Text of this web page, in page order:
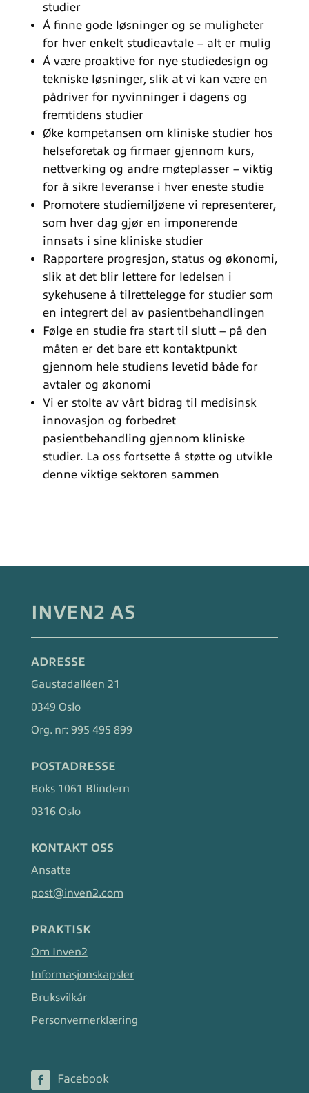
studier
Å finne gode løsninger og se muligheter
for hver enkelt studieavtale – alt er mulig
Å være proaktive for nye studiedesign og
tekniske løsninger, slik at vi kan være en
pådriver for nyvinninger i dagens og
fremtidens studier
Øke kompetansen om kliniske studier hos
helseforetak og firmaer gjennom kurs,
nettverking og andre møteplasser – viktig
for å sikre leveranse i hver eneste studie
Promotere studiemiljøene vi representerer,
som hver dag gjør en imponerende
innsats i sine kliniske studier
Rapportere progresjon, status og økonomi,
slik at det blir lettere for ledelsen i
sykehusene å tilrettelegge for studier som
en integrert del av pasientbehandlingen
Følge en studie fra start til slutt – på den
måten er det bare ett kontaktpunkt
gjennom hele studiens levetid både for
avtaler og økonomi
Vi er stolte av vårt bidrag til medisinsk
innovasjon og forbedret
pasientbehandling gjennom kliniske
studier. La oss fortsette å støtte og utvikle
denne viktige sektoren sammen
INVEN2 AS
ADRESSE
Gaustadalléen 21
0349 Oslo
Org. nr: 995 495 899
POSTADRESSE
Boks 1061 Blindern
0316 Oslo
KONTAKT OSS
Ansatte
post@inven2.com
PRAKTISK
Om Inven2
Informasjonskapsler
Bruksvilkår
Personvernerklæring